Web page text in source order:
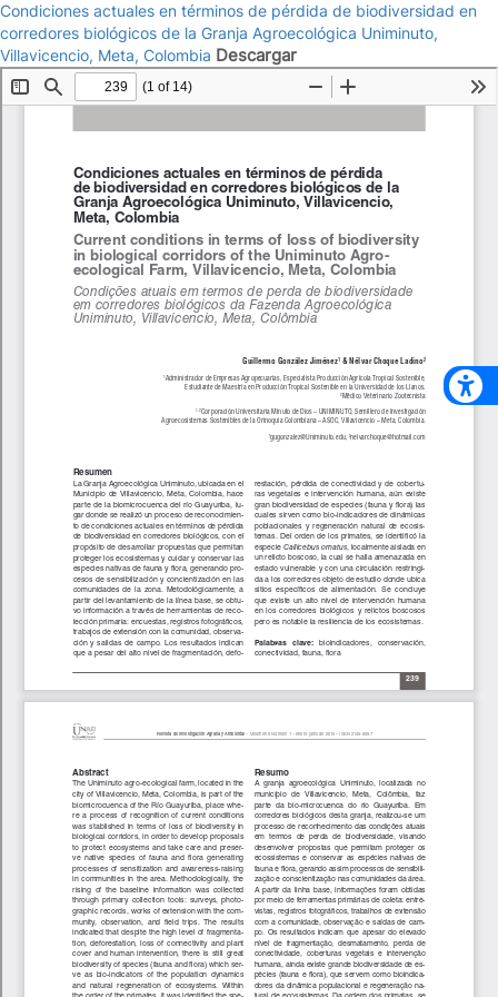
Condiciones actuales en términos de pérdida de biodiversidad en
corredores biológicos de la Granja Agroecológica Uniminuto,
Villavicencio, Meta, Colombia Descargar